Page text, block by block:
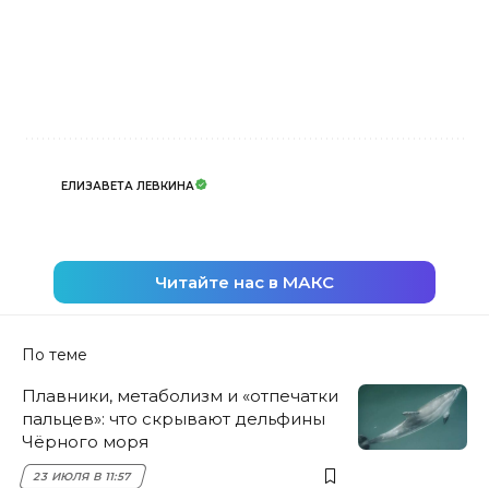
ЕЛИЗАВЕТА ЛЕВКИНА
Читайте нас в МАКС
По теме
Плавники, метаболизм и «отпечатки
пальцев»: что скрывают дельфины
Чёрного моря
23 ИЮЛЯ В 11:57